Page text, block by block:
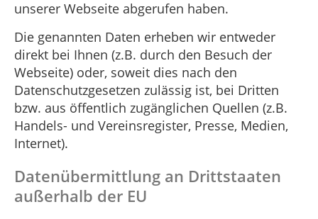
unserer Webseite abgerufen haben.
Die genannten Daten erheben wir entweder
direkt bei Ihnen (z.B. durch den Besuch der
Webseite) oder, soweit dies nach den
Datenschutzgesetzen zulässig ist, bei Dritten
bzw. aus öffentlich zugänglichen Quellen (z.B.
Handels- und Vereinsregister, Presse, Medien,
Internet).
Datenübermittlung an Drittstaaten
außerhalb der EU